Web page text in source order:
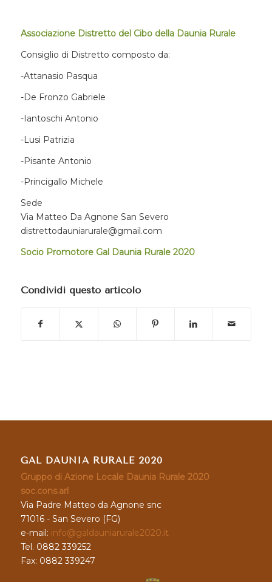
Associazione Distretto del Cibo della Daunia Rurale
Consiglio di Distretto composto da:
-Attanasio Pasqua
-De Fronzo Gabriele
-Iantoschi Antonio
-Lusi Patrizia
-Pisante Antonio
-Princigallo Michele
Sede
Via Matteo Da Agnone San Severo
distrettodauniarurale@gmail.com
Socio Promotore Gal Daunia Rurale 2020
Condividi questo articolo
GAL DAUNIA RURALE 2020
Gruppo di Azione Locale Daunia Rurale 2020
soc.cons.arl
Via Padre Matteo da Agnone snc
71016 - San Severo (FG)
e-mail: info@galdauniarurale2020.it
Tel. 0882 339252
Fax: 0882 339247